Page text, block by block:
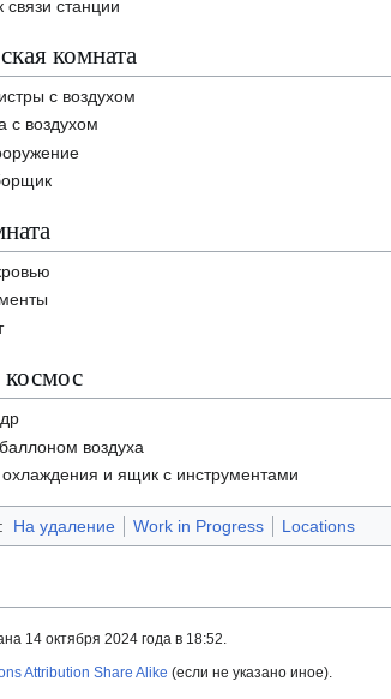
связи станции
комната
с воздухом
с воздухом
воздуха
и ящик с инструментами
: На удаление Work in Progress Locations
14 октября 2024 года в 18:52.
Attribution Share Alike (если не указано иное).